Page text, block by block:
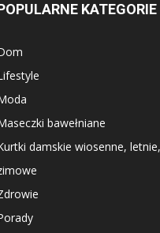
KATEGORIE
bawełniane
damskie wiosenne,